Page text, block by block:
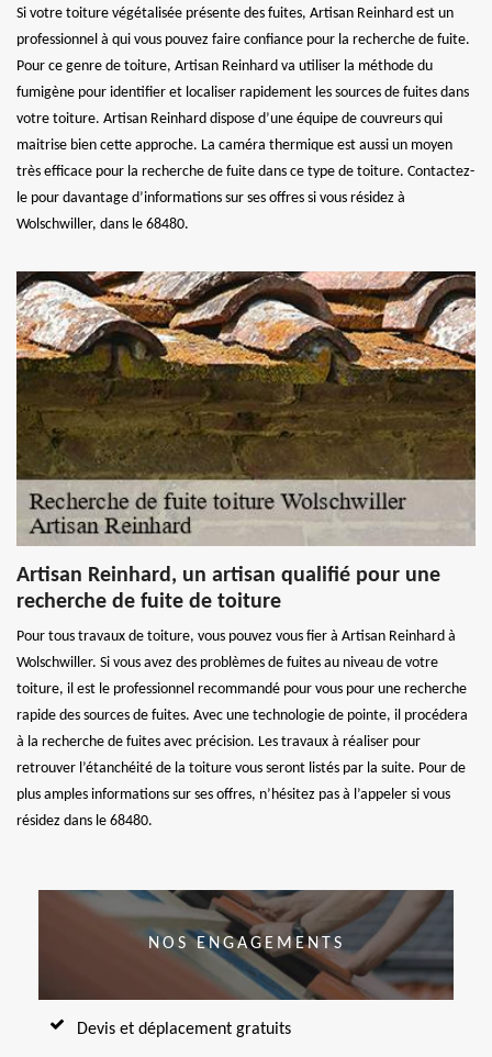
Si votre toiture végétalisée présente des fuites, Artisan Reinhard est un
professionnel à qui vous pouvez faire confiance pour la recherche de fuite.
Pour ce genre de toiture, Artisan Reinhard va utiliser la méthode du
fumigène pour identifier et localiser rapidement les sources de fuites dans
votre toiture. Artisan Reinhard dispose d’une équipe de couvreurs qui
maitrise bien cette approche. La caméra thermique est aussi un moyen
très efficace pour la recherche de fuite dans ce type de toiture. Contactez-
le pour davantage d’informations sur ses offres si vous résidez à
Wolschwiller, dans le 68480.
Artisan Reinhard, un artisan qualifié pour une
recherche de fuite de toiture
Pour tous travaux de toiture, vous pouvez vous fier à Artisan Reinhard à
Wolschwiller. Si vous avez des problèmes de fuites au niveau de votre
toiture, il est le professionnel recommandé pour vous pour une recherche
rapide des sources de fuites. Avec une technologie de pointe, il procédera
à la recherche de fuites avec précision. Les travaux à réaliser pour
retrouver l’étanchéité de la toiture vous seront listés par la suite. Pour de
plus amples informations sur ses offres, n’hésitez pas à l’appeler si vous
résidez dans le 68480.
NOS ENGAGEMENTS
Devis et déplacement gratuits